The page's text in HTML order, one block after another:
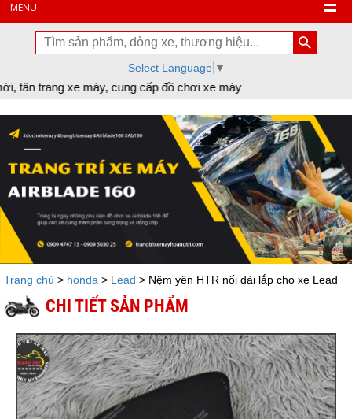
MENU
Select Language ▼
cung cấp đồ chơi xe máy
Trang chủ > honda > Lead > Nệm yên HTR nối dài lắp cho xe Lead
CHI TIẾT SẢN PHẨM